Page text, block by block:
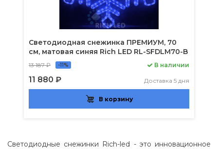
Светодиодная снежинка ПРЕМИУМ, 70
см, матовая синяя Rich LED RL-SFDLM70-B
13 187 ₽ -11%
11 880 ₽
В наличии
Доставка 5 дня
В корзину
Светодиодные снежинки Rich-led - это инновационное